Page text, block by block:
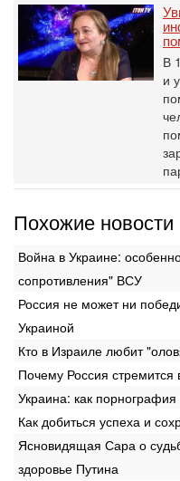
В
и
Похожие новости
Война в Украине:
сопротивления" ВСУ
Россия не может ни
Украиной
Кто в Израиле любит
Почему Россия стремится
Украина: как
Как добиться успеха и
Ясновидящая Сара о
здоровье Путина